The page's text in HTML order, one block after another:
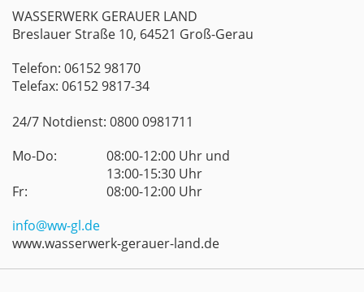
WASSERWERK GERAUER LAND
Breslauer Straße 10, 64521 Groß-Gerau
Telefon: 06152 98170
Telefax: 06152 9817-34
24/7 Notdienst: 0800 0981711
Mo-Do:
08:00-12:00 Uhr und
13:00-15:30 Uhr
Fr:
08:00-12:00 Uhr
info@ww-gl.de
www.wasserwerk-gerauer-land.de